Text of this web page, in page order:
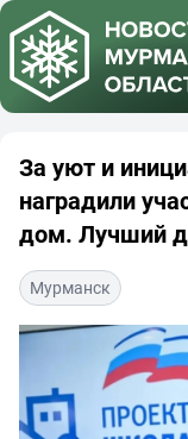
За уют и
наградили
дом. Лучший
Мурманск